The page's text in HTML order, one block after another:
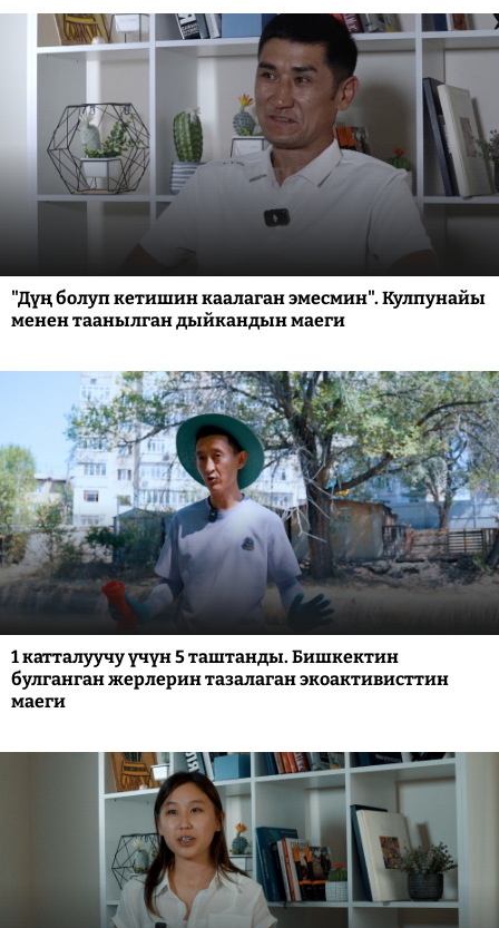
"Дүң болуп кетишин каалаган эмесмин". Кулпунайы
менен таанылган дыйкандын маеги
1 катталуучу үчүн 5 таштанды. Бишкектин
булганган жерлерин тазалаган экоактивисттин
маеги